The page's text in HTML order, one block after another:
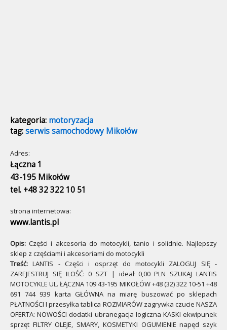
kategoria: motoryzacja
tag:serwis samochodowy Mikołów
Adres:
Łączna 1
43-195 Mikołów
tel. +48 32 322 10 51
strona internetowa:
www.lantis.pl
Opis: Części i akcesoria do motocykli, tanio i solidnie. Najlepszy
sklep z częściami i akcesoriami do motocykli
Treść: LANTIS - Części i osprzęt do motocykli ZALOGUJ SIĘ -
ZAREJESTRUJ SIĘ ILOŚĆ: 0 SZT | ideał 0,00 PLN SZUKAJ LANTIS
MOTOCYKLE UL. ŁĄCZNA 109 43-195 MIKOŁÓW +48 (32) 322 10-51 +48
691 744 939 karta GŁÓWNA na miarę buszować po sklepach
PŁATNOŚCI I przesyłka tablica ROZMIARÓW zagrywka czucie NASZA
OFERTA: NOWOŚCI dodatki ubranegacja logiczna KASKI ekwipunek
sprzęt FILTRY OLEJE, SMARY, KOSMETYKI OGUMIENIE napęd szyk